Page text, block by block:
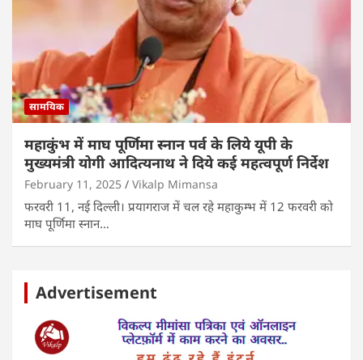
सामयिक
महाकुंभ में माघ पूर्णिमा स्नान पर्व के लिये यूपी के
मुख्यमंत्री योगी आदित्यनाथ ने दिये कई महत्वपूर्ण निर्देश
February 11, 2025 Vikalp Mimansa
फरवरी 11, नई दिल्ली। प्रयागराज में चल रहे महाकुम्भ में 12 फरवरी को
माघ पूर्णिमा स्नान…
Advertisement